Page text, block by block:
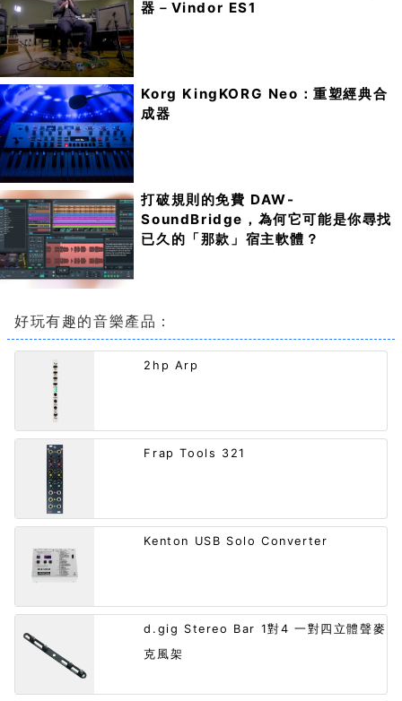
器－Vindor ES1
Korg KingKORG Neo：重塑經典合
成器
打破規則的免費 DAW-
SoundBridge，為何它可能是你尋找
已久的「那款」宿主軟體？
好玩有趣的音樂產品：
2hp Arp
Frap Tools 321
Kenton USB Solo Converter
d.gig Stereo Bar 1對4 一對四立體聲麥
克風架